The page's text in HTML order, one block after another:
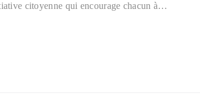
citoyenne qui encourage chacun à…